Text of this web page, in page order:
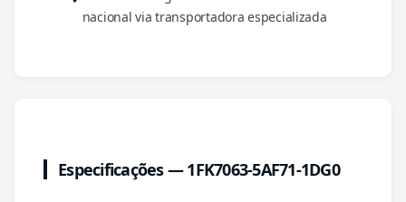
nacional via transportadora especializada
Especificações — 1FK7063-5AF71-1DG0